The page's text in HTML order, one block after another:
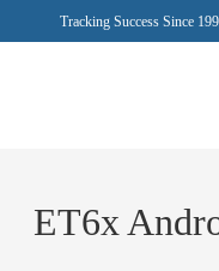
Tracking Success Since
ET6x